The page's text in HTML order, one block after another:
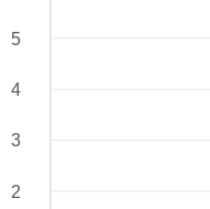
5
4
3
2